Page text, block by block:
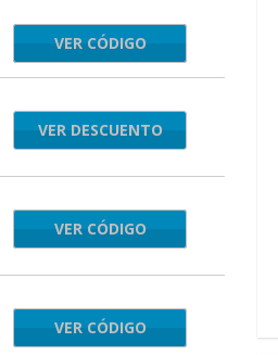
Aff25
VER CÓDIGO
VER DESCUENTO
LOVE18
VER CÓDIGO
VER CÓDIGO